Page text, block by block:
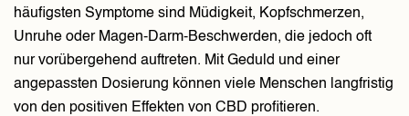
häufigsten Symptome sind Müdigkeit, Kopfschmerzen,
Unruhe oder Magen-Darm-Beschwerden, die jedoch oft
nur vorübergehend auftreten. Mit Geduld und einer
angepassten Dosierung können viele Menschen langfristig
von den positiven Effekten von CBD profitieren.